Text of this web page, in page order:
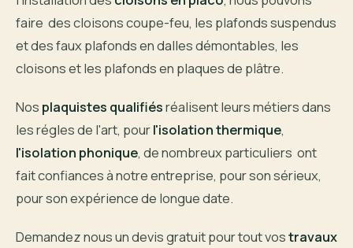
faire des cloisons coupe-feu, les plafonds suspendus
et des faux plafonds en dalles démontables, les
cloisons et les plafonds en plaques de plâtre.
Nos plaquistes qualifiésréalisent leurs métiers dans
les régles de l'art, pourl'isolation thermique,
l'isolation phonique, de nombreux particuliers ont
fait confiances à notre entreprise, pour son sérieux,
pour son expérience de longue date.
Demandez nous un devis gratuit pour tout vostravaux